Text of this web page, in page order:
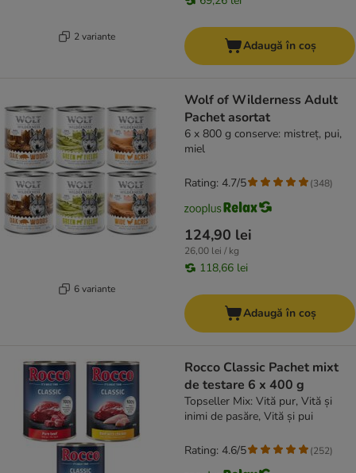
2 variante
Adaugă în coș
6 variante
Wolf of Wilderness Adult
Pachet asortat
6 x 800 g conserve: mistreț, pui,
miel
124,90 lei
26,00 lei / kg
118,66 lei
Rating: 4.7/5 (348)
Adaugă în coș
Rocco Classic Pachet mixt
de testare 6 x 400 g
Topseller Mix: Vită pur, Vită și
inimi de pasăre, Vită și pui
Rating: 4.6/5 (252)